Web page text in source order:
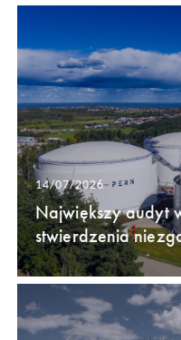
14/07/2026
Największy audyt
stwierdzenia